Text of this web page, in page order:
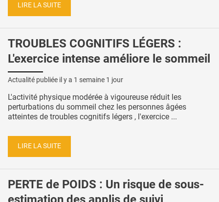
LIRE LA SUITE
TROUBLES COGNITIFS LÉGERS :
L'exercice intense améliore le sommeil
Actualité publiée il y a 1 semaine 1 jour
L'activité physique modérée à vigoureuse réduit les
perturbations du sommeil chez les personnes âgées
atteintes de troubles cognitifs légers , l'exercice ...
LIRE LA SUITE
PERTE de POIDS : Un risque de sous-